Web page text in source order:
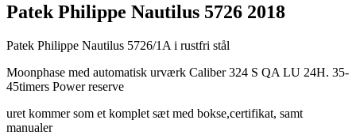
Patek Philippe Nautilus 5726 2018
Patek Philippe Nautilus 5726/1A i rustfri stål
Moonphase med automatisk urværk Caliber 324 S QA LU 24H. 35-
45timers Power reserve
uret kommer som et komplet sæt med bokse,certifikat, samt
manualer